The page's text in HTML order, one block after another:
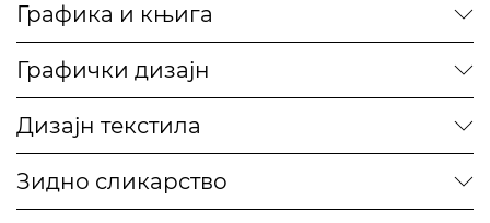
Графика и књига
Графички дизајн
Дизајн текстила
Зидно сликарство